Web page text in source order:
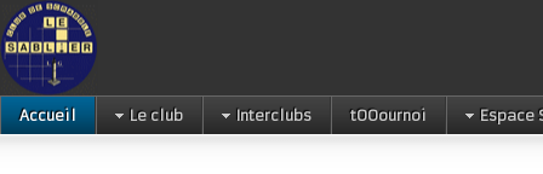
Accueil Le club Interclubs tOOournoi Espace